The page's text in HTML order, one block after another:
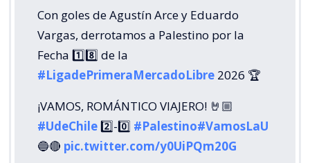
Con goles de Agustín Arce y Eduardo
Vargas, derrotamos a Palestino por la
Fecha 1️⃣8️⃣ de la
#LigadePrimeraMercadoLibre 2026 🏆
¡VAMOS, ROMÁNTICO VIAJERO! 🤘🏼
#UdeChile2️⃣-0️⃣ #Palestino#VamosLaU
🔵🔴 pic.twitter.com/y0UiPQm20G